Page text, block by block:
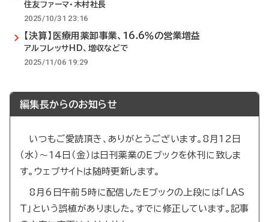
住友ファーマ・木村社長
2025/10/31 23:16
【決算】医療用薬卸事業、16.6％の営業増益
アルフレッサHD、増収などで
2025/11/06 19:29
編集長からのお知らせ
いつもご愛読頂き、ありがとうございます。8月12日
（水）～14日（金）は日刊薬業のEブックを休刊に致しま
す。ウェブサイトは随時更新します。
8月6日午前5時に配信したEブックの上段には「LAS
T」という誤植がありました。すでに修正しています。記事